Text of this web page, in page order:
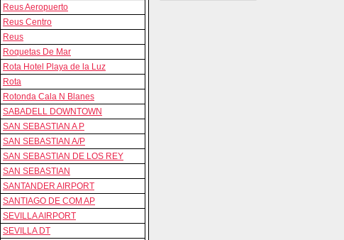
Reus Aeropuerto
Reus Centro
Reus
Roquetas De Mar
Rota Hotel Playa de la Luz
Rota
Rotonda Cala N Blanes
SABADELL DOWNTOWN
SAN SEBASTIAN A P
SAN SEBASTIAN A/P
SAN SEBASTIAN DE LOS REY
SAN SEBASTIAN
SANTANDER AIRPORT
SANTIAGO DE COM AP
SEVILLA AIRPORT
SEVILLA DT